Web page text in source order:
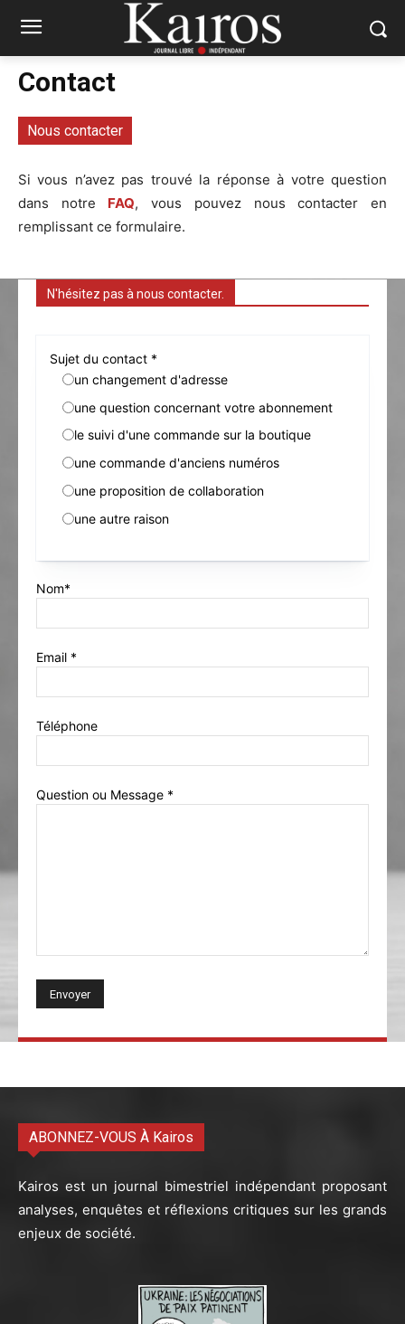
Contact
Nous contacter
Si vous n’avez pas trouvé la réponse à votre question
dans notre FAQ, vous pouvez nous contacter en
remplissant ce formulaire.
N'hésitez pas à nous contacter.
Sujet du contact *
un changement d'adresse
une question concernant votre abonnement
le suivi d'une commande sur la boutique
une commande d'anciens numéros
une proposition de collaboration
une autre raison
Nom*
Email *
Téléphone
Question ou Message *
ABONNEZ-VOUS À Kairos
Kairos est un journal bimestriel indépendant proposant
analyses, enquêtes et réflexions critiques sur les grands
enjeux de société.